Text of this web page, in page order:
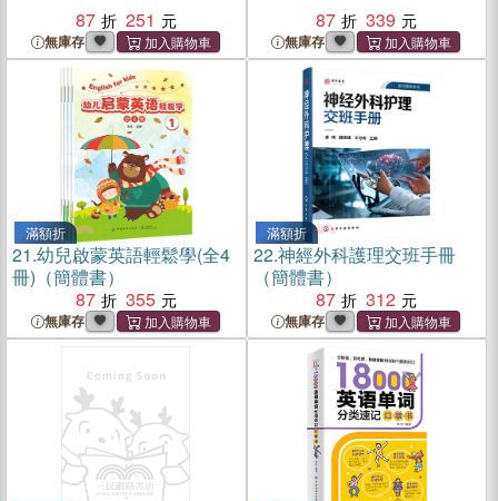
87 251
無庫存
87 339
無庫存
滿額折
21.幼兒啟蒙英語輕鬆學(全4
冊)（簡體書）
87
355
無庫存
滿額折
22.神經外科護理交班手冊
（簡體書）
87
312
無庫存